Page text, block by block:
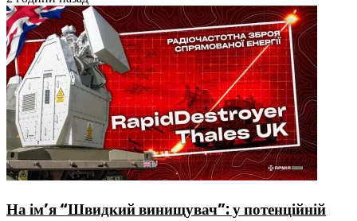
На ім’я “Швидкий винищувач”: у потенційній